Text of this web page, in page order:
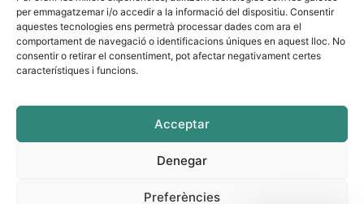
per emmagatzemar i/o accedir a la informació del dispositiu. Consentir
aquestes tecnologies ens permetrà processar dades com ara el
comportament de navegació o identificacions úniques en aquest lloc. No
consentir o retirar el consentiment, pot afectar negativament certes
característiques i funcions.
Acceptar
Denegar
Preferències
2025©AYURVEDA TRADICIONAL